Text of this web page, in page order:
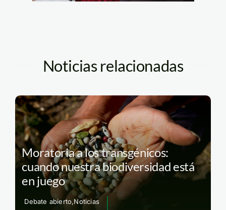
Noticias relacionadas
Moratoria a los transgénicos:
cuando nuestra biodiversidad está
en juego
Debate abierto,Noticias